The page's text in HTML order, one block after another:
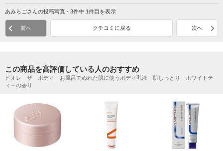
あみらごさんの投稿写真 - 3件中 1件目を表示
前へ クチコミに戻る 次へ
この商品を高評価している人のおすすめ
ビオレ ザ ボディ お風呂でぬれた肌に使うボディ乳液 肌しっとり ホワイトテ
ィーの香り